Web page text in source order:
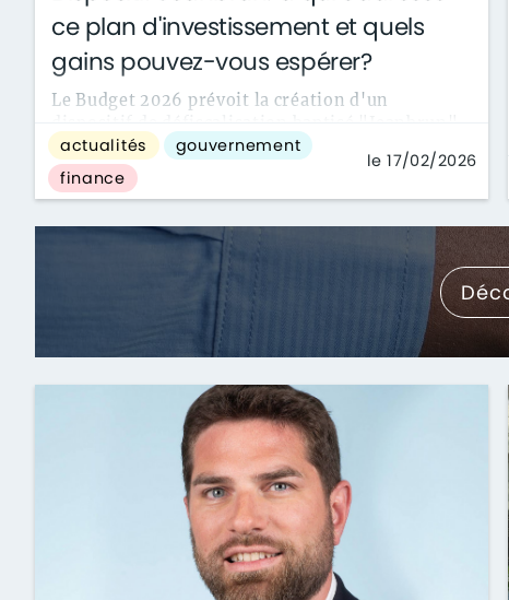
ce plan d'investissement et quels
gains pouvez-vous espérer?
Le Budget 2026 prévoit la création d'un
du nom du ministre du Logement. Présenté ...
actualités
gouvernement
finance
le 17/02/2026